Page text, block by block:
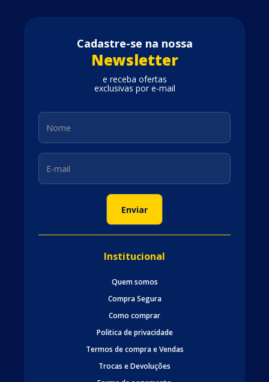
Cadastre-se na nossa
Newsletter
e receba ofertas
exclusivas por e-mail
Institucional
Quem somos
Compra Segura
Como comprar
Politica de privacidade
Termos de compra e Vendas
Trocas e Devoluções